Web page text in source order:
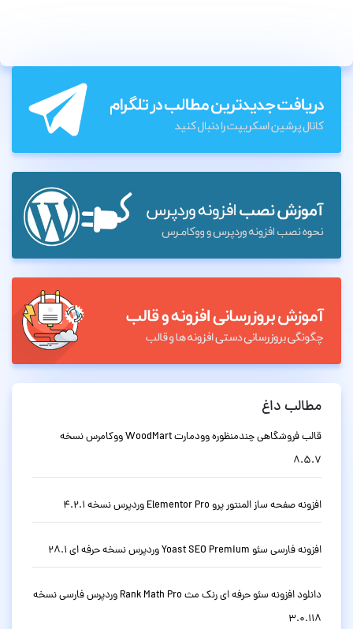
مطالب داغ
قالب فروشگاهی چندمنظوره وودمارت WoodMart ووکامرس نسخه
8.5.7
افزونه صفحه ساز المنتور پرو Elementor Pro وردپرس نسخه 4.2.1
افزونه فارسی سئو Yoast SEO Premium وردپرس نسخه حرفه ای 28.1
دانلود افزونه سئو حرفه ای رنک مث Rank Math Pro وردپرس فارسی نسخه
3.0.118